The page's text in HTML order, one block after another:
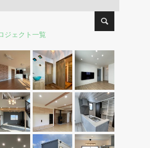
ジェクト一覧